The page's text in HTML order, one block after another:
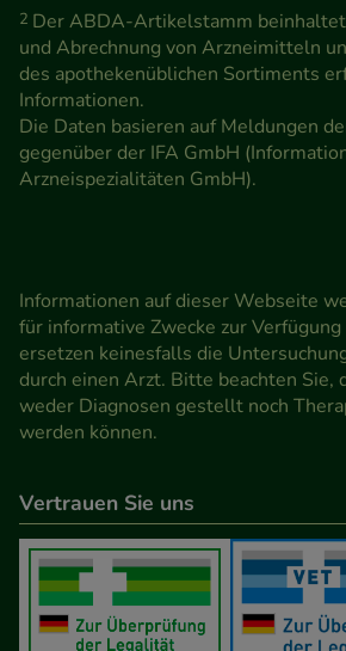
teilweise an Dritte wie z.B. Google
Medien übertragen werden.
2 Der ABDA-Artikelstamm
und Abrechnung von Arzneimitteln
des apothekenüblichen Sortiments
Informationen.
Die Daten basieren auf Meldungen
gegenüber der IFA GmbH
Arzneispezialitäten GmbH).
Informationen auf dieser Webseite
für informative Zwecke zur
ersetzen keinesfalls die
durch einen Arzt. Bitte beachten Sie,
weder Diagnosen gestellt noch
werden können.
Vertrauen Sie uns